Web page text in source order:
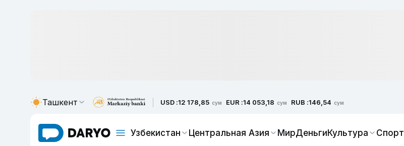
Ташкент USD :12 178,85 сум EUR :14 053,18 сум RUB :146,54 сум
Узбекистан Центральная Азия МирДеньгиКультура Спорт